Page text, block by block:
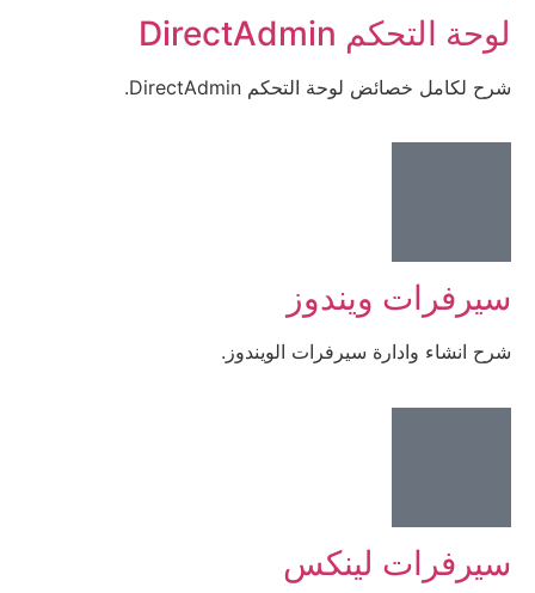
لوحة التحكم DirectAdmin
شرح لكامل خصائض لوحة التحكم DirectAdmin.
سيرفرات ويندوز
شرح انشاء وادارة سيرفرات الويندوز.
سيرفرات لينكس